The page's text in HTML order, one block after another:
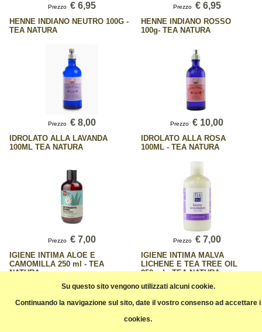
Su questo sito vengono utilizzati alcuni cookie.
Continuando la navigazione sul sito, date il vostro consenso ad accettare i
cookies.
Prezzo € 6,95
HENNE INDIANO NEUTRO 100G -
TEA NATURA
Prezzo € 6,95
HENNE INDIANO ROSSO
100g- TEA NATURA
Prezzo € 8,00
IDROLATO ALLA LAVANDA
100ML TEA NATURA
Prezzo € 10,00
IDROLATO ALLA ROSA
100ML - TEA NATURA
Prezzo € 7,00
IGIENE INTIMA ALOE E
CAMOMILLA 250 ml - TEA
NATURA
Prezzo € 7,00
IGIENE INTIMA MALVA
LICHENE E TEA TREE OIL
250 ml - TEA NATURA